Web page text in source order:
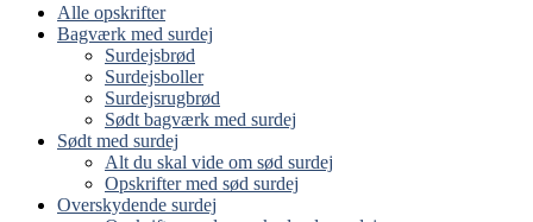
Alle opskrifter
Bagværk med surdej
Surdejsbrød
Surdejsboller
Surdejsrugbrød
Sødt bagværk med surdej
Sødt med surdej
Alt du skal vide om sød surdej
Opskrifter med sød surdej
Overskydende surdej